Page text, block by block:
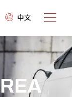
中文